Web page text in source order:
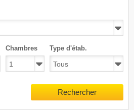
Chambres Type d'étab.
Rechercher